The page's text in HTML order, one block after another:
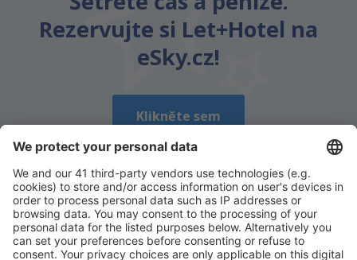
Rezervujte si Let+Hotel na
eSky.cz!
Klikněte sem